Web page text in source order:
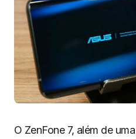
O ZenFone 7, além de